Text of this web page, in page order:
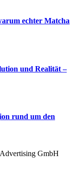
echter Matcha
und Realität –
rund um den
GmbH